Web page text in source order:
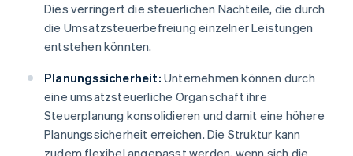
Dies verringert die steuerlichen Nachteile, die durch
die Umsatzsteuerbefreiung einzelner Leistungen
entstehen könnten.
Planungssicherheit: Unternehmen können durch
eine umsatzsteuerliche Organschaft ihre
Steuerplanung konsolidieren und damit eine höhere
Planungssicherheit erreichen. Die Struktur kann